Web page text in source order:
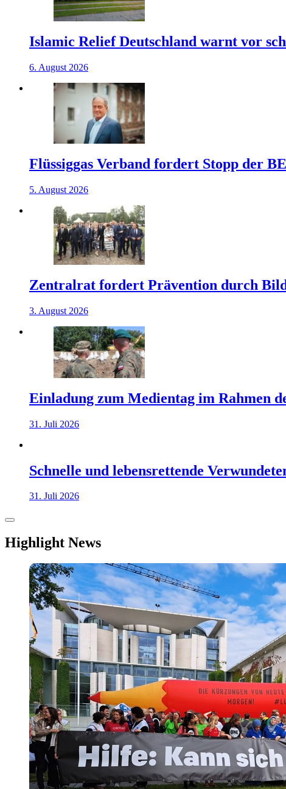
Islamic Relief Deutschland warnt vor
6. August 2026
Flüssiggas Verband fordert Stopp der
5. August 2026
Zentralrat fordert Prävention durch
3. August 2026
Einladung zum Medientag im Rahmen
31. Juli 2026
Schnelle und lebensrettende
31. Juli 2026
Highlight News